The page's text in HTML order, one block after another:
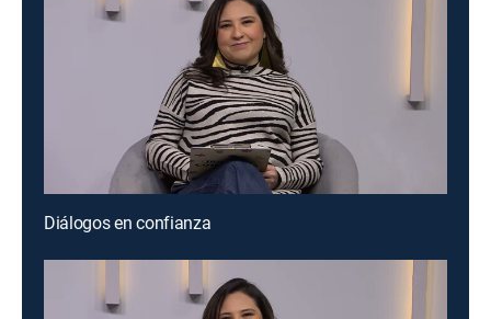
Diálogos en confianza